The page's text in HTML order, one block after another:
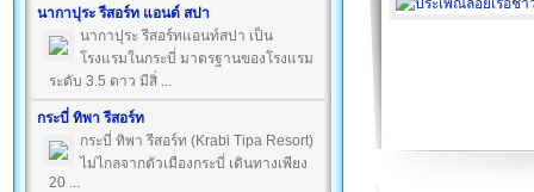
นากาปุระ รีสอร์ท แอนด์ สปา
นากาปุระ รีสอร์ทแอนท์สปา เป็น
โรงแรมในกระบี่ มาตรฐานของโรงแรม
ระดับ 3.5 ดาว มีสิ่ ...
กระบี่ ทิพา รีสอร์ท
กระบี่ ทิพา รีสอร์ท (Krabi Tipa Resort)
ไม่ไกลจากตัวเมืองกระบี่ เดินทางเพียง
20 ...